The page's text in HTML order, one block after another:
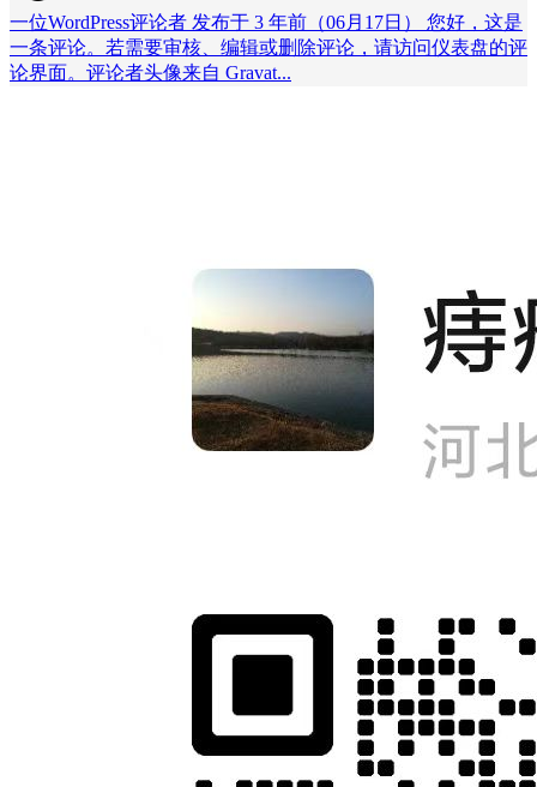
一位WordPress评论者 发布于 3 年前（06月17日）
您好，这是
一条评论。若需要审核、编辑或删除评论，请访问仪表盘的评
论界面。评论者头像来自 Gravat...